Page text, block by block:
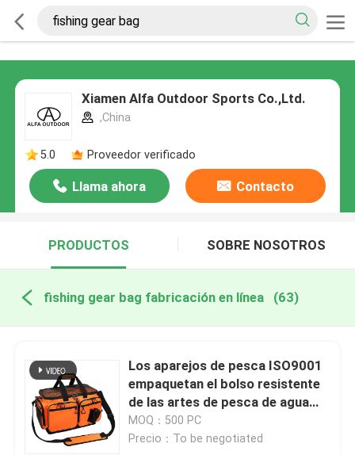
Xiamen Alfa Outdoor Sports Co.,Ltd.
,China
5.0 Proveedor verificado
Llama ahora Contacto
PRODUCTOS SOBRE NOSOTROS
fishing gear bag fabricación en línea (63)
Los aparejos de pesca ISO9001
empaquetan el bolso resistente
de las artes de pesca de agua
con la caja de aparejos
MOQ：500 PC
Precio：To be negotiated